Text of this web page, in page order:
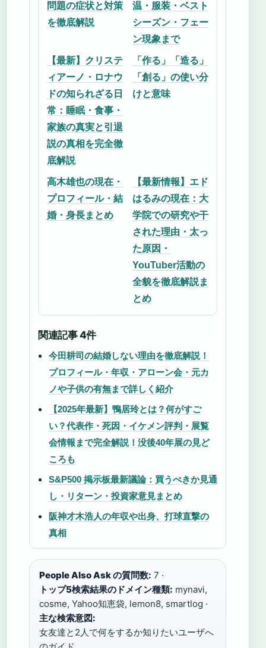
問題の症状と対策
を徹底解説
温・服装・ベスト
シーズン・フェー
ン現象まで
【最新】クリステ
ィアーノ・ロナウ
ドの知られざる日
常：睡眠・食事・
家族の真実と引退
説の真相を完全徹
底解説
「作る」「造る」
「創る」の使い分
けと意味
高木雄也の現在・
プロフィール・結
婚・身長まとめ
【最新情報】エド
はるみの現在：大
学院での研究や干
された理由・太っ
た原因・
YouTuber活動の
全貌を徹底解説ま
とめ
関連記事 4件
今田耕司の結婚しない理由を徹底解説！
プロフィール・年収・アローン会・元カ
ノや子供の有無まで詳しく紹介
【2025年最新】鴨居玲とは？何がすご
い？代表作・死因・イケメン評判・展覧
会情報まで完全解説！没後40年展の見ど
ころも
S&P500 掲示板最新議論：買うべきか見通
し・リターン・投資家意見まとめ
阪神才木浩人の年収や出身、打球直撃の
真相
People Also Ask の質問数: 7 ·
トップ5検索結果のドメイン種類: mynavi,
cosme, Yahoo知恵袋, lemon8, smartlog ·
主な検索意図:
女友達と2人で何をするか知りたいユーザへ